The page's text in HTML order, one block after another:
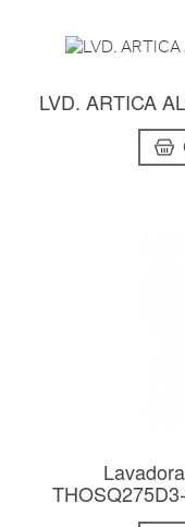
LVD. ARTICA